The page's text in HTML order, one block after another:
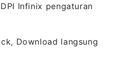
Infinix pengaturan
Download langsung